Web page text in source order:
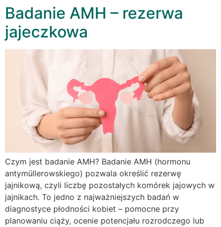
Badanie AMH – rezerwa
jajeczkowa
Czym jest badanie AMH? Badanie AMH (hormonu
antymüllerowskiego) pozwala określić rezerwę
jajnikową, czyli liczbę pozostałych komórek jajowych w
jajnikach. To jedno z najważniejszych badań w
diagnostyce płodności kobiet – pomocne przy
planowaniu ciąży, ocenie potencjału rozrodczego lub